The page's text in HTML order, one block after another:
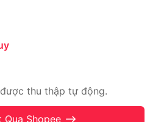
Qua Shopee
thu thập tự động.